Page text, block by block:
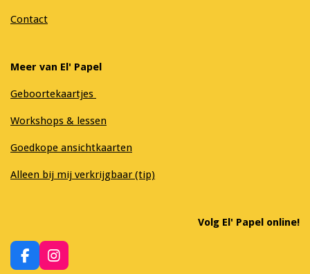
Contact
Meer van El' Papel
Geboortekaartjes
Workshops & lessen
Goedkope ansichtkaarten
Alleen bij mij verkrijgbaar (tip)
Volg El' Papel online!
F
I